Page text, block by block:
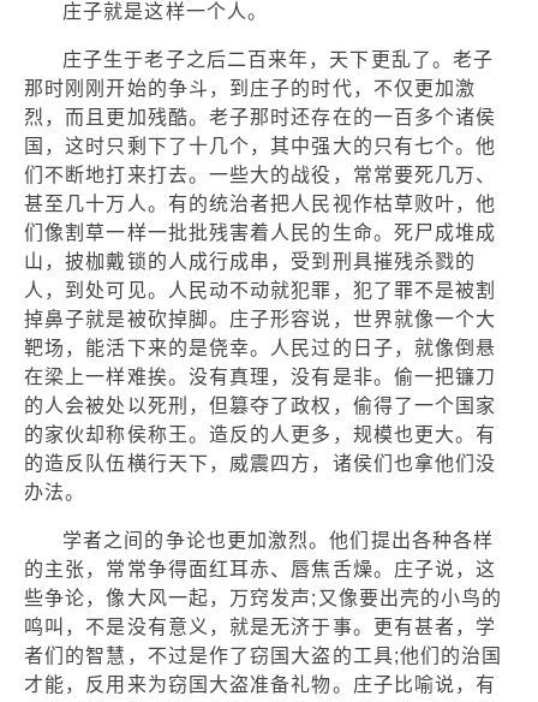
庄子就是这样一个人。
庄子生于老子之后二百来年，天下更乱了。老子
那时刚刚开始的争斗，到庄子的时代，不仅更加激
烈，而且更加残酷。老子那时还存在的一百多个诸侯
国，这时只剩下了十几个，其中强大的只有七个。他
们不断地打来打去。一些大的战役，常常要死几万、
甚至几十万人。有的统治者把人民视作枯草败叶，他
们像割草一样一批批残害着人民的生命。死尸成堆成
山，披枷戴锁的人成行成串，受到刑具摧残杀戮的
人，到处可见。人民动不动就犯罪，犯了罪不是被割
掉鼻子就是被砍掉脚。庄子形容说，世界就像一个大
靶场，能活下来的是侥幸。人民过的日子，就像倒悬
在梁上一样难挨。没有真理，没有是非。偷一把镰刀
的人会被处以死刑，但篡夺了政权，偷得了一个国家
的家伙却称侯称王。造反的人更多，规模也更大。有
的造反队伍横行天下，威震四方，诸侯们也拿他们没
办法。
学者之间的争论也更加激烈。他们提出各种各样
的主张，常常争得面红耳赤、唇焦舌燥。庄子说，这
些争论，像大风一起，万窍发声;又像要出壳的小鸟的
鸣叫，不是没有意义，就是无济于事。更有甚者，学
者们的智慧，不过是作了窃国大盗的工具;他们的治国
才能，反用来为窃国大盗准备礼物。庄子比喻说，有